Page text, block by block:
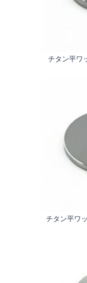
チタン平ワ
チタン平ワ